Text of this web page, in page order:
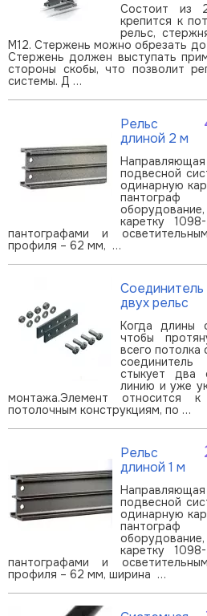
Состоит из
крепится к
рельс,
М12. Стержень можно обрезать
Стержень должен выступать
стороны скобы, что позволит
системы. Д …
Рельс
длиной 2 м
подвесной
одинарную
каретку
пантографами и
профиля – 62 мм, …
Соединитель
двух рельс
Когда длины
чтобы
всего
стыкует два
линию и уже
монтажа.Элемент относится
потолочным конструкциям, по …
Рельс
длиной 1 м
подвесной
одинарную
каретку
пантографами и
профиля – 62 мм, ширина …